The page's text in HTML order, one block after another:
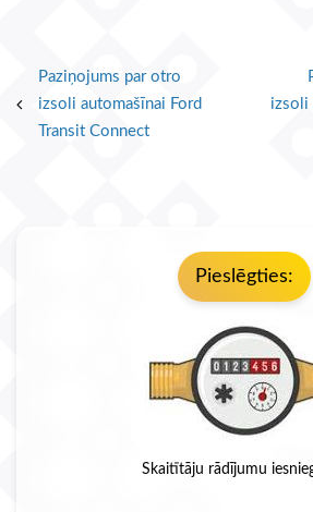
Paziņojums par otro
izsoli automašīnai Ford
Transit Connect
izsoli
Pieslēgties:
Skaitītāju rādījumu